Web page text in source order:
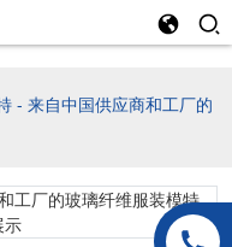
- 来自中国供应商和工厂的